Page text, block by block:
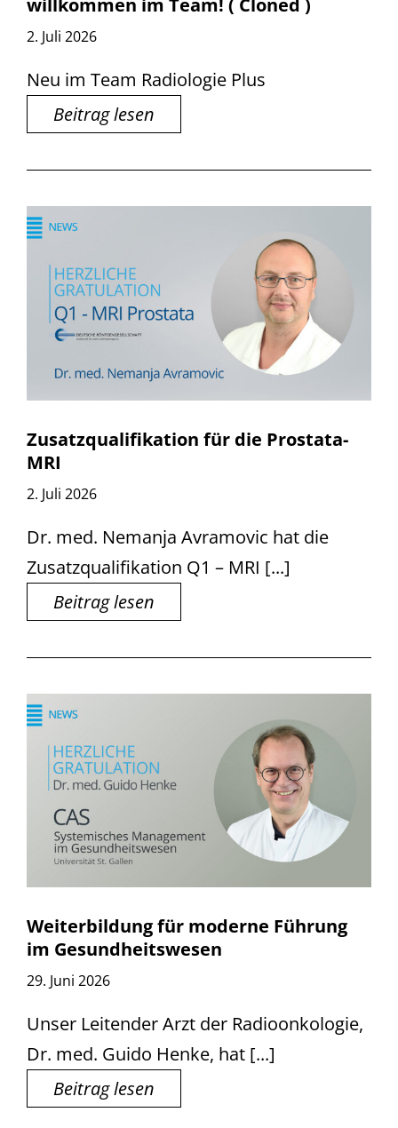
willkommen im Team! ( Cloned )
2. Juli 2026
Neu im Team Radiologie Plus
Beitrag lesen
Zusatzqualifikation für die Prostata-
MRI
2. Juli 2026
Dr. med. Nemanja Avramovic hat die
Zusatzqualifikation Q1 – MRI [...]
Beitrag lesen
Weiterbildung für moderne Führung
im Gesundheitswesen
29. Juni 2026
Unser Leitender Arzt der Radioonkologie,
Dr. med. Guido Henke, hat [...]
Beitrag lesen